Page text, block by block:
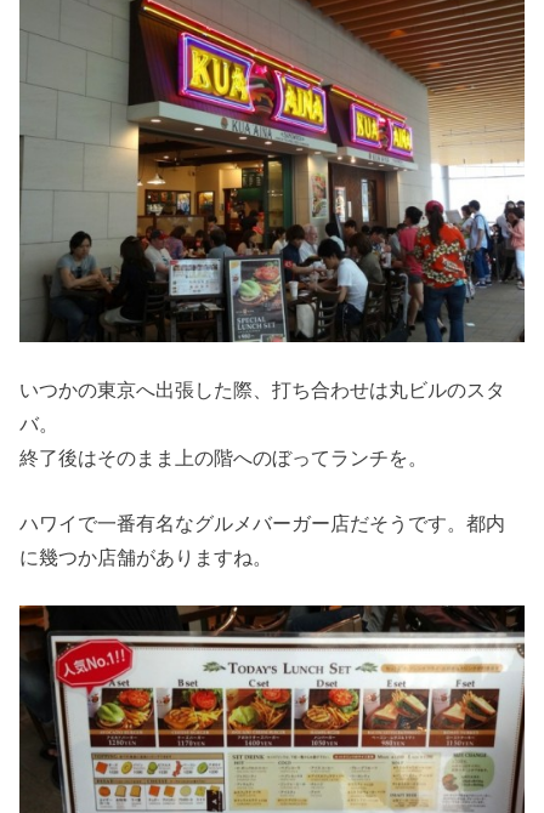
いつかの東京へ出張した際、打ち合わせは丸ビルのスタ
バ。
終了後はそのまま上の階へのぼってランチを。
ハワイで一番有名なグルメバーガー店だそうです。都内
に幾つか店舗がありますね。